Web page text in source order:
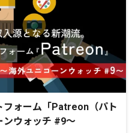
フォーム「Patreon（パト
ンウォッチ #9〜